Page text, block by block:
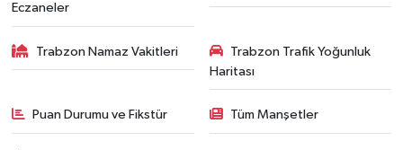
Eczaneler
Trabzon Namaz Vakitleri
Trabzon Trafik Yoğunluk
Haritası
Puan Durumu ve Fikstür Tüm Manşetler